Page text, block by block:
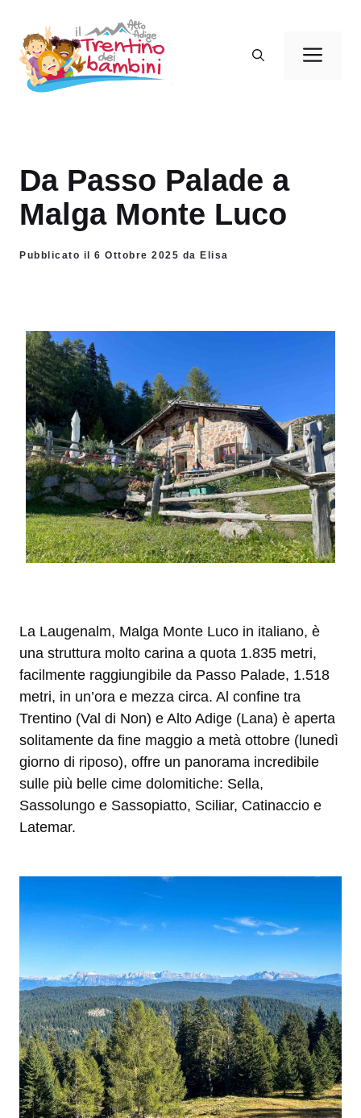
contenuto
Da Passo Palade a
Malga Monte Luco
Pubblicato il 6 Ottobre 2025 da Elisa
La Laugenalm, Malga Monte Luco in italiano, è
una struttura molto carina a quota 1.835 metri,
facilmente raggiungibile da Passo Palade, 1.518
metri, in un’ora e mezza circa. Al confine tra
Trentino (Val di Non) e Alto Adige (Lana) è aperta
solitamente da fine maggio a metà ottobre (lunedì
giorno di riposo), offre un panorama incredibile
sulle più belle cime dolomitiche: Sella,
Sassolungo e Sassopiatto, Sciliar, Catinaccio e
Latemar.